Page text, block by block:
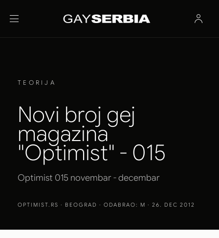
TEORIJA
Novi broj gej
magazina
"Optimist" - 015
Optimist 015 novembar - decembar
OPTIMIST.RS · BEOGRAD · ODABRAO: M · 26. DEC 2012